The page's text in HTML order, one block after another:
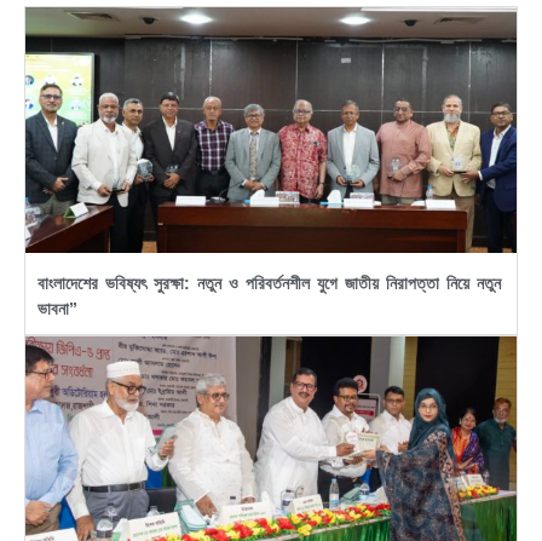
বাংলাদেশের ভবিষ্যৎ সুরক্ষা: নতুন ও পরিবর্তনশীল যুগে জাতীয় নিরাপত্তা নিয়ে নতুন
ভাবনা”